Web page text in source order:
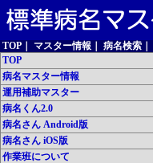
TOP マスター情報 病名検索
TOP
病名マスター情報
運用補助マスター
病名くん2.0
病名さん Android版
病名さん iOS版
作業班について